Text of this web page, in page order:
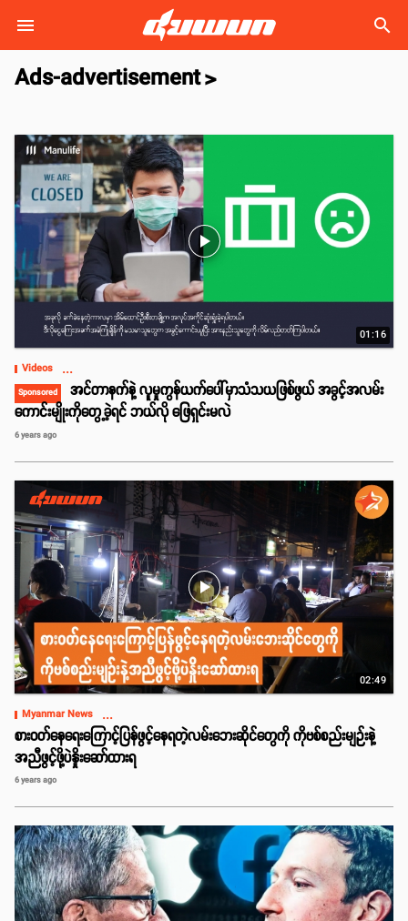
search
Ads-advertisement>
play_arrow
01:16
Videos ...
Sponsored
အင်တာနက်နဲ့ လူမှုကွန်ယက်ပေါ်မှာသံသယဖြစ်ဖွယ် အခွင့်အလမ်း
ကောင်းမျိုးကိုတွေ့ခဲ့ရင် ဘယ်လို ဖြေရှင်းမလဲ
6 years ago
play_arrow
02:49
Myanmar News
...
စားဝတ်နေရေးကြောင့်ပြန်ဖွင့်နေရတဲ့လမ်းဘေးဆိုင်တွေကို ကိုဗစ်စည်းမျဉ်းနဲ့
အညီဖွင့်ဖို့ပဲနှိုးဆော်ထားရ
6 years ago